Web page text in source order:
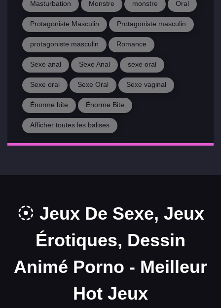
Masturbation Monstre monstre Oral
Protagoniste Masculin Protagoniste masculin
protagoniste masculin Romance
Sexe anal Sexe Anal sexe oral
Sexe oral Sexe Oral Sexe vaginal
Énorme bite Énorme Bite
Afficher toutes les balises
Jeux De Sexe, Jeux
Érotiques, Dessin
Animé Porno - Meilleur
Hot Jeux